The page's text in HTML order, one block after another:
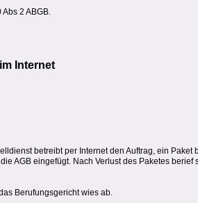
2 ABGB.
Internet
betreibt per Internet den Auftrag, ein
AGB eingefügt. Nach Verlust des Paketes berief
Berufungsgericht wies ab.